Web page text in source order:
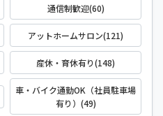
通信制歓迎(60)
アットホームサロン(121)
産休・育休有り(148)
車・バイク通勤OK（社員駐車場
有り）(49)